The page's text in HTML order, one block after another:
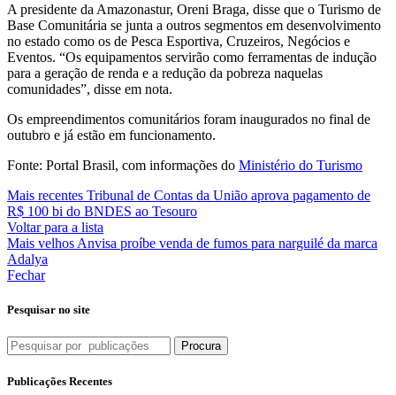
A presidente da Amazonastur, Oreni Braga, disse que o Turismo de
Base Comunitária se junta a outros segmentos em desenvolvimento
no estado como os de Pesca Esportiva, Cruzeiros, Negócios e
Eventos. “Os equipamentos servirão como ferramentas de indução
para a geração de renda e a redução da pobreza naquelas
comunidades”, disse em nota.
Os empreendimentos comunitários foram inaugurados no final de
outubro e já estão em funcionamento.
Fonte: Portal Brasil, com informações do Ministério do Turismo
Mais recentes Tribunal de Contas da União aprova pagamento de
R$ 100 bi do BNDES ao Tesouro
Voltar para a lista
Mais velhos Anvisa proíbe venda de fumos para narguilé da marca
Adalya
Fechar
Pesquisar no site
Procura
Publicações Recentes